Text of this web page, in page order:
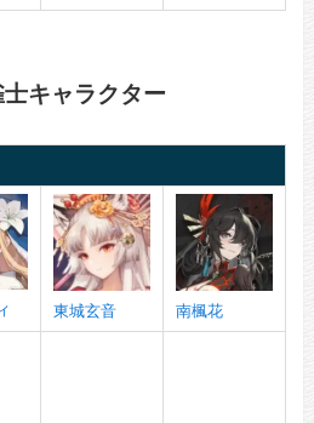
キャラクター
東城玄音 南楓花